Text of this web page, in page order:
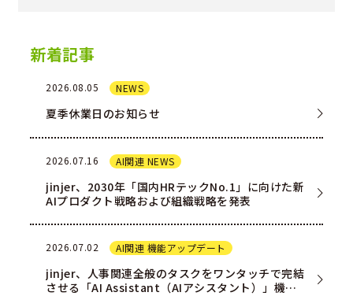
新着記事
2026.08.05 NEWS
夏季休業日のお知らせ
2026.07.16 AI関連 NEWS
jinjer、2030年「国内HRテックNo.1」に向けた新
AIプロダクト戦略および組織戦略を発表
2026.07.02 AI関連 機能アップデート
jinjer、人事関連全般のタスクをワンタッチで完結
させる「AI Assistant（AIアシスタント）」機能